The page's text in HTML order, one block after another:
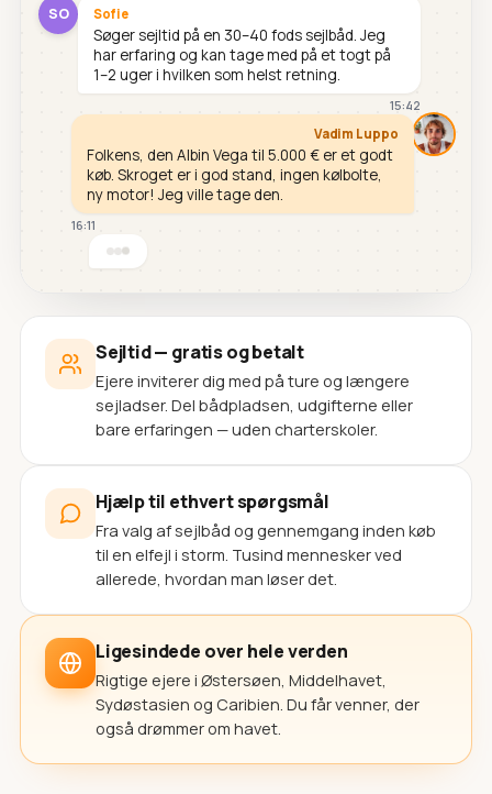
SO Sofie
Søger sejltid på en 30–40 fods sejlbåd. Jeg
har erfaring og kan tage med på et togt på
1–2 uger i hvilken som helst retning.
15:42
Vadim Luppo
Folkens, den Albin Vega til 5.000 € er et godt
køb. Skroget er i god stand, ingen kølbolte,
ny motor! Jeg ville tage den.
16:11
Sejltid — gratis og betalt
Ejere inviterer dig med på ture og længere
sejladser. Del bådpladsen, udgifterne eller
bare erfaringen — uden charterskoler.
Hjælp til ethvert spørgsmål
Fra valg af sejlbåd og gennemgang inden køb
til en elfejl i storm. Tusind mennesker ved
allerede, hvordan man løser det.
Ligesindede over hele verden
Rigtige ejere i Østersøen, Middelhavet,
Sydøstasien og Caribien. Du får venner, der
også drømmer om havet.